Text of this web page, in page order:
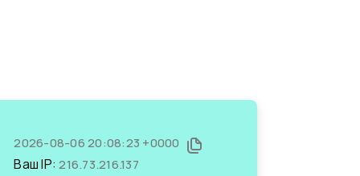
2026-08-06 20:08:23 +0000
Ваш IP:216.73.216.137